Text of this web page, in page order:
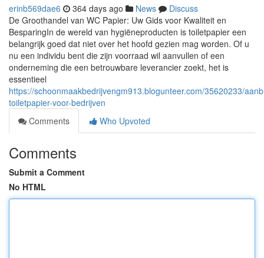
erinb569dae6 364 days ago News
Discuss
De Groothandel van WC Papier: Uw Gids voor Kwaliteit en
BesparingIn de wereld van hygiëneproducten is toiletpapier een
belangrijk goed dat niet over het hoofd gezien mag worden. Of u
nu een individu bent die zijn voorraad wil aanvullen of een
onderneming die een betrouwbare leverancier zoekt, het is
essentieel
https://schoonmaakbedrijvengm913.blogunteer.com/35620233/
toiletpapier-voor-bedrijven
Comments
Who Upvoted
Comments
Submit a Comment
No HTML